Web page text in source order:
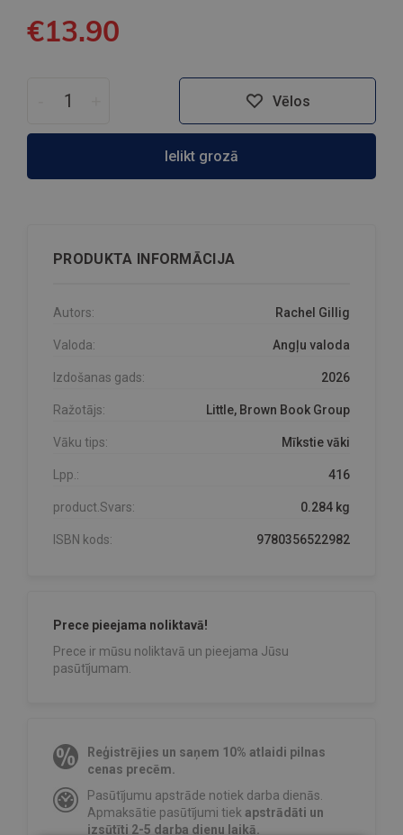
€13.90
Vēlos
Ielikt grozā
PRODUKTA INFORMĀCIJA
Autors: Rachel Gillig
Valoda: Angļu valoda
Izdošanas gads: 2026
Ražotājs: Little, Brown Book Group
Vāku tips: Mīkstie vāki
Lpp.: 416
product.Svars: 0.284 kg
ISBN kods: 9780356522982
Prece pieejama noliktavā!
Prece ir mūsu noliktavā un pieejama Jūsu
pasūtījumam.
Reģistrējies un saņem 10% atlaidi pilnas
cenas precēm.
Pasūtījumu apstrāde notiek darba dienās.
Apmaksātie pasūtījumi tiekapstrādāti un
izsūtīti 2-5 darba dienu laikā.